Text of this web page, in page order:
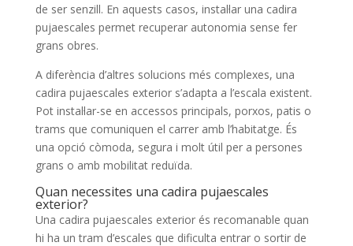
de ser senzill. En aquests casos, instal·lar una cadira
pujaescales permet recuperar autonomia sense fer
grans obres.
A diferència d’altres solucions més complexes, una
cadira pujaescales exterior s’adapta a l’escala existent.
Pot instal·lar-se en accessos principals, porxos, patis o
trams que comuniquen el carrer amb l’habitatge. És
una opció còmoda, segura i molt útil per a persones
grans o amb mobilitat reduïda.
Quan necessites una cadira pujaescales
exterior?
Una cadira pujaescales exterior és recomanable quan
hi ha un tram d’escales que dificulta entrar o sortir de